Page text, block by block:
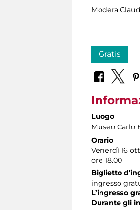
Modera
Gratis
Luogo
Museo Carlo
Orario
Venerdì 16
ore 18.00
Biglietto
ingresso
L’ingresso
Durante gli